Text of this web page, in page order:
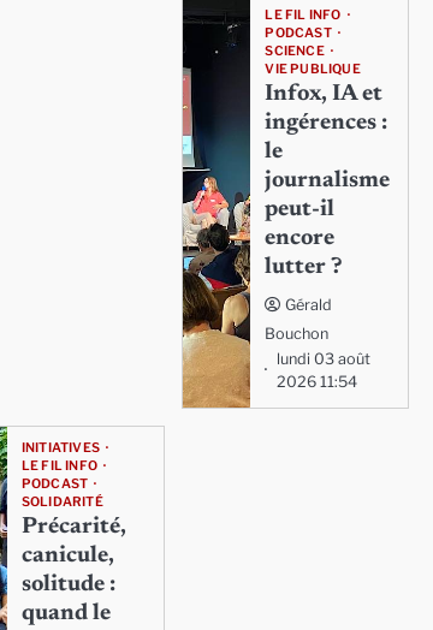
LE FIL INFO
PODCAST
SCIENCE
VIE PUBLIQUE
Infox, IA et
ingérences :
le
journalisme
peut-il
encore
lutter ?
Gérald
Bouchon
lundi 03 août
2026 11:54
INITIATIVES
LE FIL INFO
PODCAST
SOLIDARITÉ
Précarité,
canicule,
solitude :
quand le